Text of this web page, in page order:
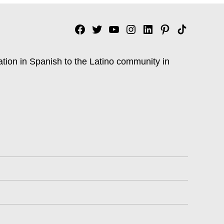
Facebook
TwitterYouTubeInstagram
Linkedin
Pinterest
Tik
in Spanish to the Latino community in